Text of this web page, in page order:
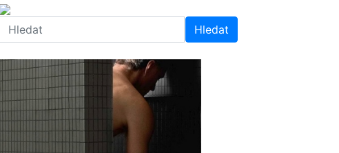
Hledat